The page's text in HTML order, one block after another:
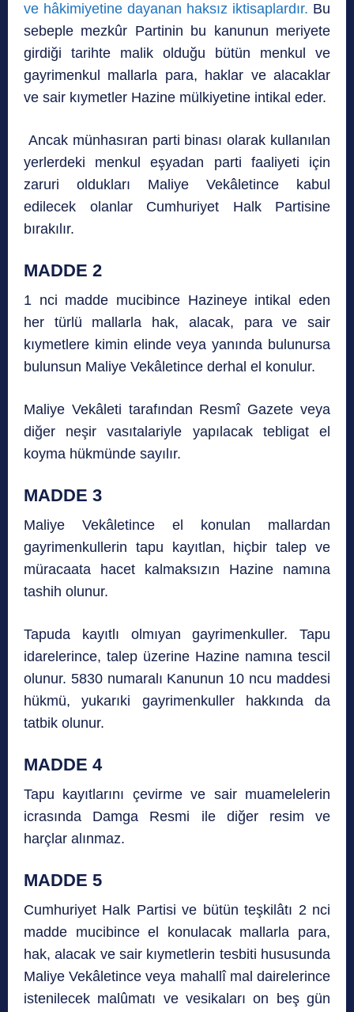
ve hâkimiyetine dayanan haksız iktisaplardır. Bu
sebeple mezkûr Partinin bu kanunun meriyete
girdiği tarihte malik olduğu bütün menkul ve
gayrimenkul mallarla para, haklar ve alacaklar
ve sair kıymetler Hazine mülkiyetine intikal eder.
Ancak münhasıran parti binası olarak kullanılan
yerlerdeki menkul eşyadan parti faaliyeti için
zaruri oldukları Maliye Vekâletince kabul
edilecek olanlar Cumhuriyet Halk Partisine
bırakılır.
MADDE 2
1 nci madde mucibince Hazineye intikal eden
her türlü mallarla hak, alacak, para ve sair
kıymetlere kimin elinde veya yanında bulunursa
bulunsun Maliye Vekâletince derhal el konulur.
Maliye Vekâleti tarafından Resmî Gazete veya
diğer neşir vasıtalariyle yapılacak tebligat el
koyma hükmünde sayılır.
MADDE 3
Maliye Vekâletince el konulan mallardan
gayrimenkullerin tapu kayıtlan, hiçbir talep ve
müracaata hacet kalmaksızın Hazine namına
tashih olunur.
Tapuda kayıtlı olmıyan gayrimenkuller. Tapu
idarelerince, talep üzerine Hazine namına tescil
olunur. 5830 numaralı Kanunun 10 ncu maddesi
hükmü, yukarıki gayrimenkuller hakkında da
tatbik olunur.
MADDE 4
Tapu kayıtlarını çevirme ve sair muamelelerin
icrasında Damga Resmi ile diğer resim ve
harçlar alınmaz.
MADDE 5
Cumhuriyet Halk Partisi ve bütün teşkilâtı 2 nci
madde mucibince el konulacak mallarla para,
hak, alacak ve sair kıymetlerin tesbiti hususunda
Maliye Vekâletince veya mahallî mal dairelerince
istenilecek malûmatı ve vesikaları on beş gün